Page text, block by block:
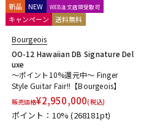
ヴィンテージ
新品 NEW WEB注文店頭受取可
キャンペーン 送料無料
Bourgeois
OO-12 Hawaiian DB Signature Del
uxe
～ポイント10%還元中～ Finger
Style Guitar Fair!!【Bourgeois】
販売価格¥2,950,000(税込)
ポイント：10%(268181pt)